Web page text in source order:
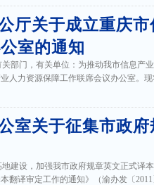
厅关于成立重庆
室的通知
部门，有关单位：为推动我市信息产
人力资源保障工作联席会议办公室。
室关于征集市政
建设，加强我市政府规章英文正式译
翻译审定工作的通知》（渝办发〔